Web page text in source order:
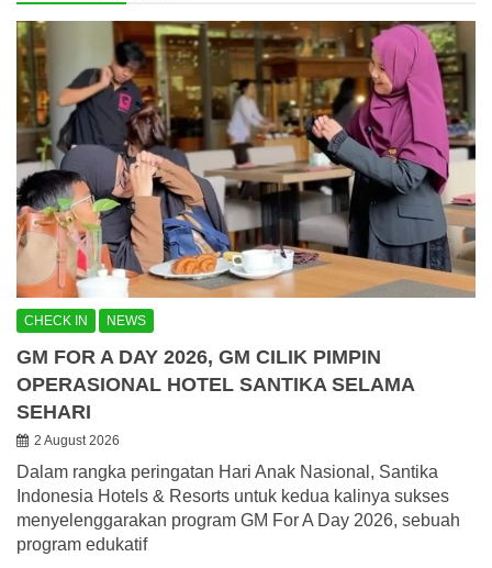
CHECK IN NEWS
GM FOR A DAY 2026, GM CILIK PIMPIN
OPERASIONAL HOTEL SANTIKA SELAMA
SEHARI
2 August 2026
Dalam rangka peringatan Hari Anak Nasional, Santika
Indonesia Hotels & Resorts untuk kedua kalinya sukses
menyelenggarakan program GM For A Day 2026, sebuah
program edukatif